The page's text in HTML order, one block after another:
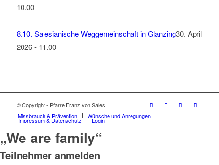
10.00
8.10. Salesianische Weggemeinschaft in Glanzing30. April
2026 - 11.00
© Copyright - Pfarre Franz von Sales
Missbrauch & Prävention
Wünsche und Anregungen
Impressum & Datenschutz Login
„We are family“
Teilnehmer anmelden